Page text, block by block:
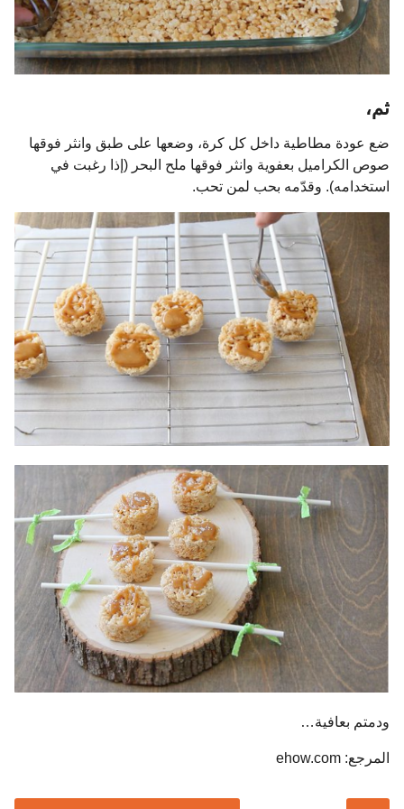
ثم،
ضع عودة مطاطية داخل كل كرة، وضعها على طبق وانثر فوقها
صوص الكراميل بعفوية وانثر فوقها ملح البحر (إذا رغبت في
استخدامه). وقدّمه بحب لمن تحب.
ودمتم بعافية…
المرجع: ehow.com